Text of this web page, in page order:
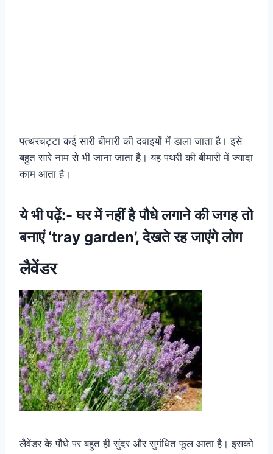
पत्थरचट्टा कई सारी बीमारी की दवाइयों में डाला जाता है। इसे
बहुत सारे नाम से भी जाना जाता है। यह पथरी की बीमारी में ज्यादा
काम आता है।
ये भी पढ़ें:-घर में नहीं है पौधे लगाने की जगह तो
बनाएं ‘tray garden’, देखते रह जाएंगे लोग
लैवेंडर
लैवेंडर के पौधे पर बहुत ही सुंदर और सुगंधित फूल आता है। इसको